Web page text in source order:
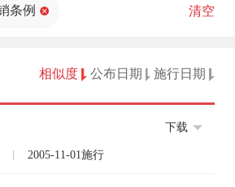
官网)同步公布
条例 清空
相似度 公布日期 施行日期
2005-11-01施行
下载